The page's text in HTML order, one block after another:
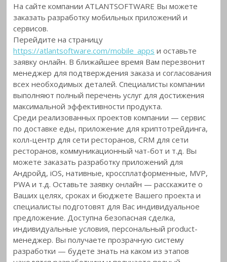
На сайте компании ATLANTSOFTWARE Вы можете
заказать разработку мобильных приложений и
сервисов.
Перейдите на страницу
https://atlantsoftware.com/mobile_apps и оставьте
заявку онлайн. В ближайшее время Вам перезвонит
менеджер для подтверждения заказа и согласования
всех необходимых деталей. Специалисты компании
выполняют полный перечень услуг для достижения
максимальной эффективности продукта.
Среди реализованных проектов компании — сервис
по доставке еды, приложение для криптотрейдинга,
колл-центр для сети ресторанов, CRM для сети
ресторанов, коммуникационный чат-бот и т.д. Вы
можете заказать разработку приложений для
Андройд, iOS, нативные, кроссплатформенные, MVP,
PWA и т.д. Оставьте заявку онлайн — расскажите о
Ваших целях, сроках и бюджете Вашего проекта и
специалисты подготовят для Вас индивидуальное
предложение. Доступна безопасная сделка,
индивидуальные условия, персональный product-
менеджер. Вы получаете прозрачную систему
разработки — будете знать на каком из этапов